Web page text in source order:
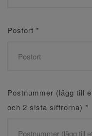
Postort *
Postnummer (lägg till
och 2 sista siffrorna) *